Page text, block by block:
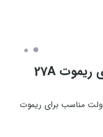
مشخصات و خرید آنلاین باتری 27A سان کینگ با ولتاژ 12 ولت مناسب برای ریموت